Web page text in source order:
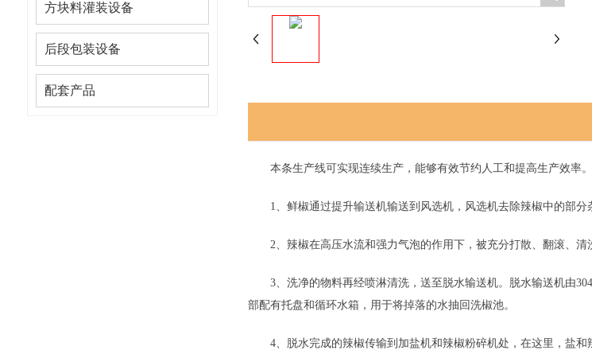
方块料灌装设备
后段包装设备
配套产品
本条生产线可实现连续生产，能够有效节约人工和提高生产效率。
1、鲜椒通过提升输送机输送到风选机，风选机去除辣椒中的部分
2、辣椒在高压水流和强力气泡的作用下，被充分打散、翻滚、清
3、洗净的物料再经喷淋清洗，送至脱水输送机。脱水输送机由
部配有托盘和循环水箱，用于将掉落的水抽回洗椒池。
4、脱水完成的辣椒传输到加盐机和辣椒粉碎机处，在这里，盐和